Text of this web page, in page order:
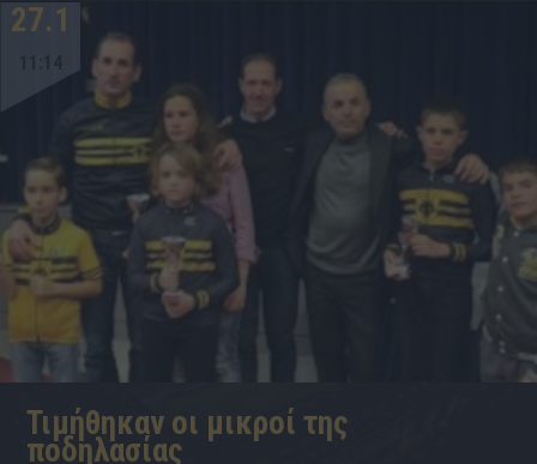
27.1
Τιμήθηκαν οι μικροί της
ποδηλασίας